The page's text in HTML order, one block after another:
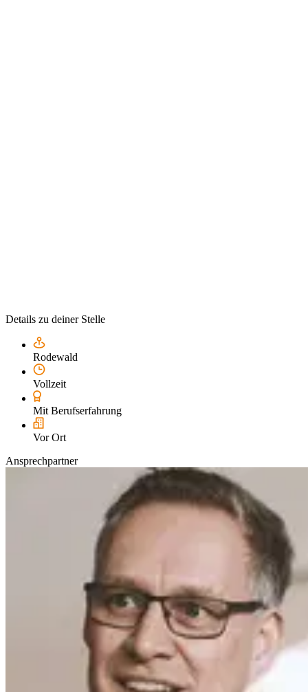
Details zu deiner Stelle
Rodewald
Vollzeit
Mit Berufserfahrung
Vor Ort
Ansprechpartner